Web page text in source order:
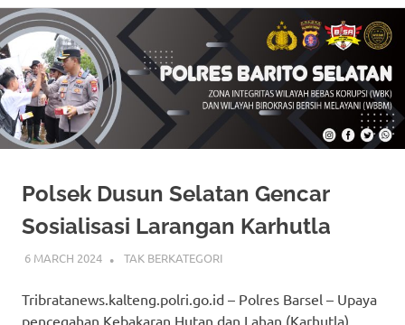
Skip
to
content
Polsek Dusun Selatan Gencar
Sosialisasi Larangan Karhutla
6 MARCH 2024 ADMIN_POLRESBARSEL
TAK BERKATEGORI
Tribratanews.kalteng.polri.go.id – Polres Barsel – Upaya
pencegahan Kebakaran Hutan dan Lahan (Karhutla)